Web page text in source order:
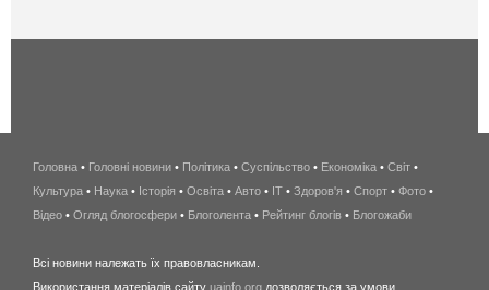
беспроводной
интернет
киев
wimax
Головна • Головні новини • Політика • Суспільство • Економіка • Світ •
Культура • Наука • Історія • Освіта • Авто • IT • Здоров'я • Спорт • Фото •
Відео • Огляд блогосфери • Блоголента • Рейтинг блогів • Блогожаби
Всі новини належать їх правовласникам.
Використання матеріалів сайту uainfo.org дозволяється за умови